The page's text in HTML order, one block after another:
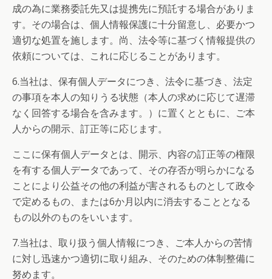
成の為に業務委託先又は提携先に預託する場合がありま
す。その場合は、個人情報保護に十分留意し、必要かつ
適切な処置を施します。尚、法令等に基づく情報提供の
依頼については、これに応じることがあります。
6.当社は、保有個人データにつき、法令に基づき、法定
の事項を本人の知りうる状態（本人の求めに応じて遅滞
なく回答する場合を含みます。）に置くとともに、ご本
人からの開示、訂正等に応じます。
ここに保有個人データとは、開示、内容の訂正等の権限
を有する個人データであって、その存否が明らかになる
ことにより公益その他の利益が害されるものとして政令
で定めるもの、または6か月以内に消去することとなる
もの以外のものをいいます。
7.当社は、取り扱う個人情報につき、ご本人からの苦情
に対し迅速かつ適切に取り組み、そのための体制整備に
努めます。